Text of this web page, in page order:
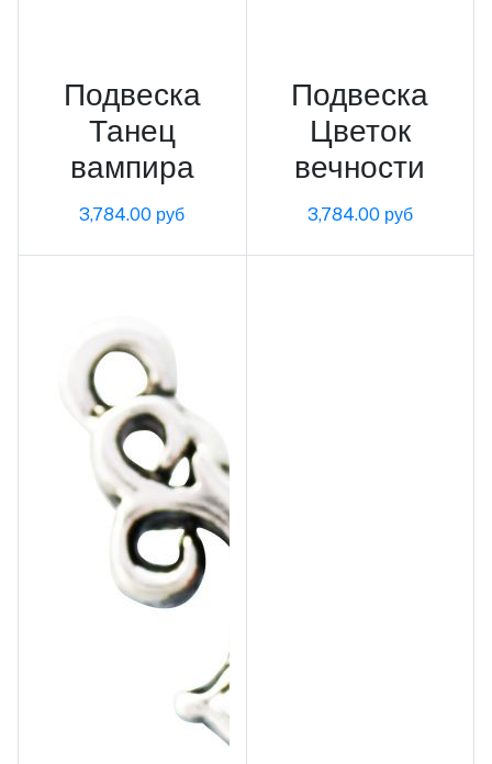
Подвеска
Танец
вампира
3,784.00 руб
Подвеска
Цветок
вечности
3,784.00 руб